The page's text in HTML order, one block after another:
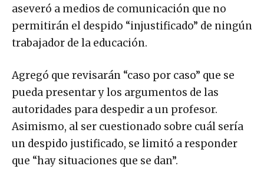
aseveró a medios de comunicación que no
permitirán el despido “injustificado” de ningún
trabajador de la educación.
Agregó que revisarán “caso por caso” que se
pueda presentar y los argumentos de las
autoridades para despedir a un profesor.
Asimismo, al ser cuestionado sobre cuál sería
un despido justificado, se limitó a responder
que “hay situaciones que se dan”.